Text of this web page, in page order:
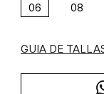
06 08
GUIA DE